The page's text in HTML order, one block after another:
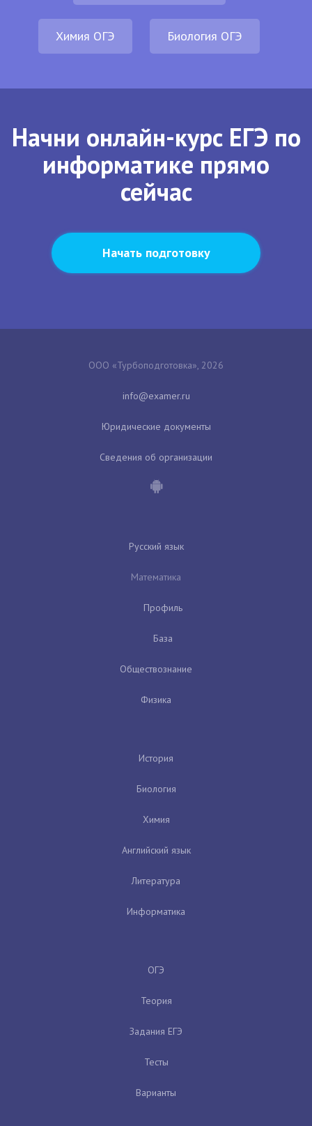
Химия ОГЭ Биология ОГЭ
Начни онлайн-курс ЕГЭ по
информатике прямо
сейчас
Начать подготовку
ООО «Турбоподготовка», 2026
Юридические документы
Сведения об организации
Русский язык
Математика
Профиль
База
Обществознание
Физика
История
Биология
Химия
Английский язык
Литература
Информатика
ОГЭ
Теория
Задания ЕГЭ
Тесты
Варианты